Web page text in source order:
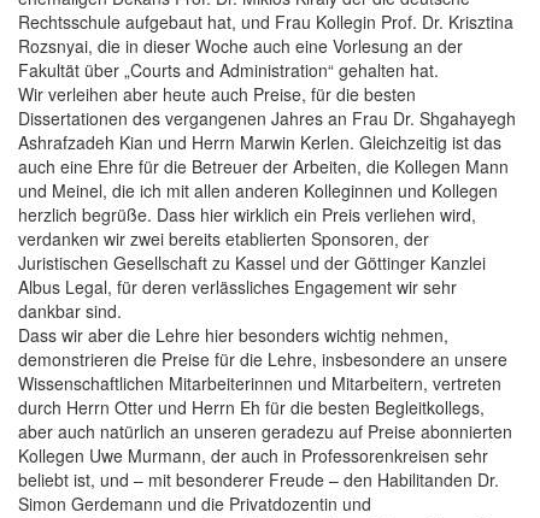
Rechtsschule aufgebaut hat, und Frau Kollegin Prof. Dr. Krisztina
Rozsnyai, die in dieser Woche auch eine Vorlesung an der
Fakultät über „Courts and Administration“ gehalten hat.
Wir verleihen aber heute auch Preise, für die besten
Dissertationen des vergangenen Jahres an Frau Dr. Shgahayegh
Ashrafzadeh Kian und Herrn Marwin Kerlen. Gleichzeitig ist das
auch eine Ehre für die Betreuer der Arbeiten, die Kollegen Mann
und Meinel, die ich mit allen anderen Kolleginnen und Kollegen
herzlich begrüße. Dass hier wirklich ein Preis verliehen wird,
verdanken wir zwei bereits etablierten Sponsoren, der
Juristischen Gesellschaft zu Kassel und der Göttinger Kanzlei
Albus Legal, für deren verlässliches Engagement wir sehr
dankbar sind.
Dass wir aber die Lehre hier besonders wichtig nehmen,
demonstrieren die Preise für die Lehre, insbesondere an unsere
Wissenschaftlichen Mitarbeiterinnen und Mitarbeitern, vertreten
durch Herrn Otter und Herrn Eh für die besten Begleitkollegs,
aber auch natürlich an unseren geradezu auf Preise abonnierten
Kollegen Uwe Murmann, der auch in Professorenkreisen sehr
beliebt ist, und – mit besonderer Freude – den Habilitanden Dr.
Simon Gerdemann und die Privatdozentin und